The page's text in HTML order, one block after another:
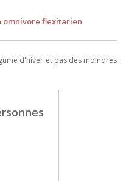
omnivore flexitarien
d'hiver et pas des moindres